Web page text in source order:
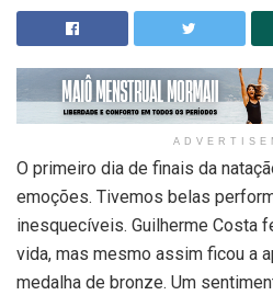
O primeiro dia de finais da
emoções. Tivemos belas
inesquecíveis. Guilherme Costa
vida, mas mesmo assim ficou a
medalha de bronze. Um